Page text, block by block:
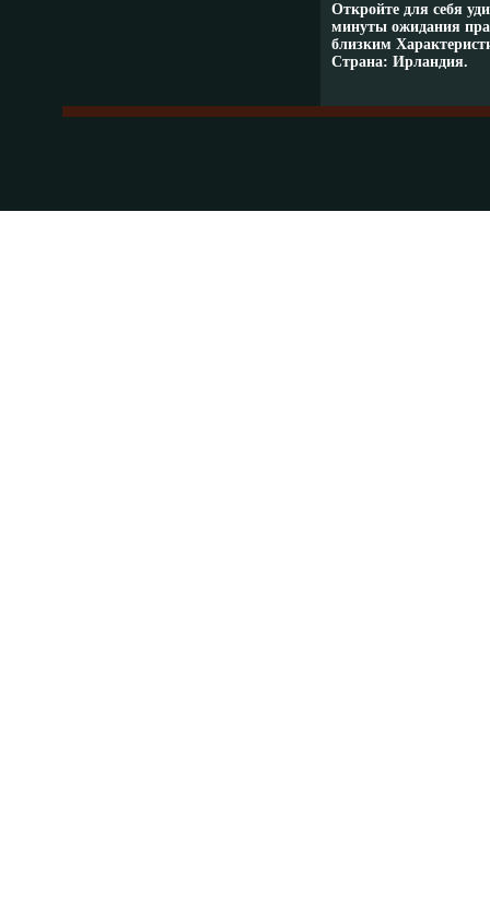
Откройте для себя
минуты ожидания
близким
Страна: Ирландия.